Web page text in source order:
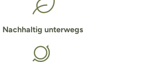
Nachhaltig unterwegs